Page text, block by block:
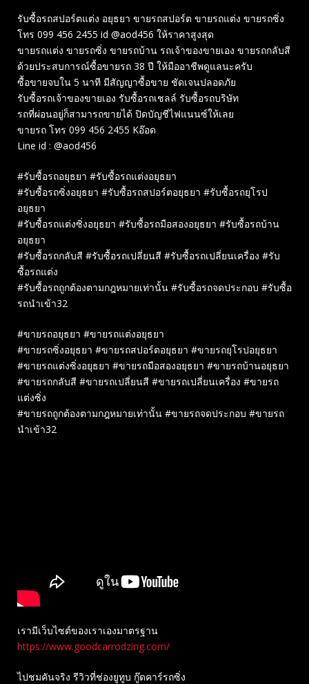
รับซื้อรถสปอร์ตแต่ง อยุธยา ขายรถสปอร์ต ขายรถแต่ง ขายรถซิ่ง
โทร 099 456 2455 id @aod456 ให้ราคาสูงสุด
ขายรถแต่ง ขายรถซิ่ง ขายรถบ้าน รถเจ้าของขายเอง ขายรถกลับสี
ด้วยประสบการณ์ซื้อขายรถ 38 ปี ให้มืออาชีพดูแลนะครับ
ซื้อขายจบใน 5 นาที มีสัญญาซื้อขาย ชัดเจนปลอดภัย
รับซื้อรถเจ้าของขายเอง รับซื้อรถเชลล์ รับซื้อรถบริษัท
รถที่ผ่อนอยู่ก็สามารถขายได้ ปิดบัญชีไฟแนนซ์ให้เลย
ขายรถ โทร 099 456 2455 Kอ๊อด
Line id : @aod456
#รับซื้อรถอยุธยา #รับซื้อรถแต่งอยุธยา
#รับซื้อรถซิ่งอยุธยา #รับซื้อรถสปอร์ตอยุธยา #รับซื้อรถยุโรป
อยุธยา
#รับซื้อรถแต่งซิ่งอยุธยา #รับซื้อรถมือสองอยุธยา #รับซื้อรถบ้าน
อยุธยา
#รับซื้อรถกลับสี #รับซื้อรถเปลี่ยนสี #รับซื้อรถเปลี่ยนเครื่อง #รับ
ซื้อรถแต่ง
#รับซื้อรถถูกต้องตามกฎหมายเท่านั้น #รับซื้อรถจดประกอบ #รับซื้อ
รถนำเข้า32
#ขายรถอยุธยา #ขายรถแต่งอยุธยา
#ขายรถซิ่งอยุธยา #ขายรถสปอร์ตอยุธยา #ขายรถยุโรปอยุธยา
#ขายรถแต่งซิ่งอยุธยา #ขายรถมือสองอยุธยา #ขายรถบ้านอยุธยา
#ขายรถกลับสี #ขายรถเปลี่ยนสี #ขายรถเปลี่ยนเครื่อง #ขายรถ
แต่งซิ่ง
#ขายรถถูกต้องตามกฎหมายเท่านั้น #ขายรถจดประกอบ #ขายรถ
นำเข้า32
เรามีเว็บไซต์ของเราเองมาตรฐาน
https://www.goodcarrodzing.com/
ไปชมคันจริง รีวิวที่ช่องยู​ทูบ​ กู๊ดคาร์รถซิ่ง